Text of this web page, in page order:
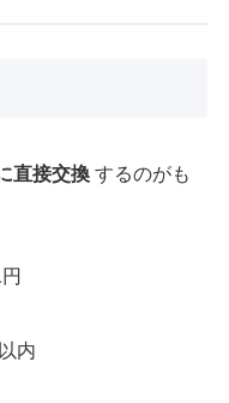
直接交換 するのがも
内